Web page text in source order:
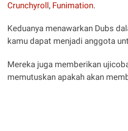
Crunchyroll, Funimation.
Keduanya menawarkan Dubs
kamu dapat menjadi anggota
Mereka juga memberikan
memutuskan apakah akan